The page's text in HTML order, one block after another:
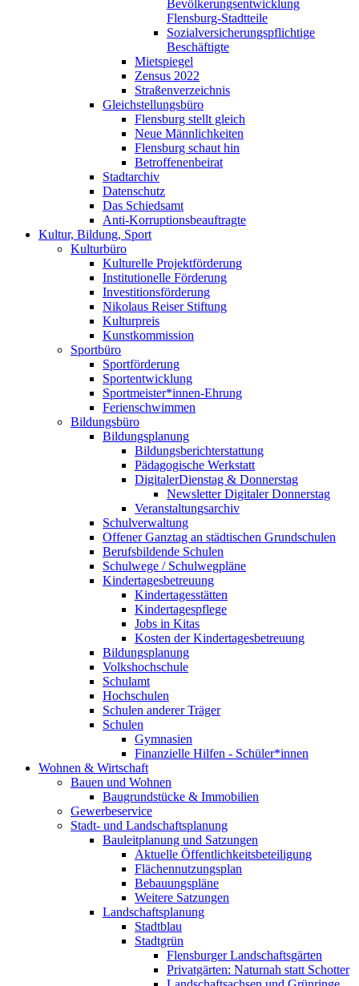
Bevölkerungsentwicklung
Flensburg-Stadtteile
Sozialversicherungspflichtige
Beschäftigte
Mietspiegel
Zensus 2022
Straßenverzeichnis
Gleichstellungsbüro
Flensburg stellt gleich
Neue Männlichkeiten
Flensburg schaut hin
Betroffenenbeirat
Stadtarchiv
Datenschutz
Das Schiedsamt
Anti-Korruptionsbeauftragte
Kultur, Bildung, Sport
Kulturbüro
Kulturelle Projektförderung
Institutionelle Förderung
Investitionsförderung
Nikolaus Reiser Stiftung
Kulturpreis
Kunstkommission
Sportbüro
Sportförderung
Sportentwicklung
Sportmeister*innen-Ehrung
Ferienschwimmen
Bildungsbüro
Bildungsplanung
Bildungsberichterstattung
Pädagogische Werkstatt
DigitalerDienstag & Donnerstag
Newsletter Digitaler Donnerstag
Veranstaltungsarchiv
Schulverwaltung
Offener Ganztag an städtischen Grundschulen
Berufsbildende Schulen
Schulwege / Schulwegpläne
Kindertagesbetreuung
Kindertagesstätten
Kindertagespflege
Jobs in Kitas
Kosten der Kindertagesbetreuung
Bildungsplanung
Volkshochschule
Schulamt
Hochschulen
Schulen anderer Träger
Schulen
Gymnasien
Finanzielle Hilfen - Schüler*innen
Wohnen & Wirtschaft
Bauen und Wohnen
Baugrundstücke & Immobilien
Gewerbeservice
Stadt- und Landschaftsplanung
Bauleitplanung und Satzungen
Aktuelle Öffentlichkeitsbeteiligung
Flächennutzungsplan
Bebauungspläne
Weitere Satzungen
Landschaftsplanung
Stadtblau
Stadtgrün
Flensburger Landschaftsgärten
Privatgärten: Naturnah statt Schotter